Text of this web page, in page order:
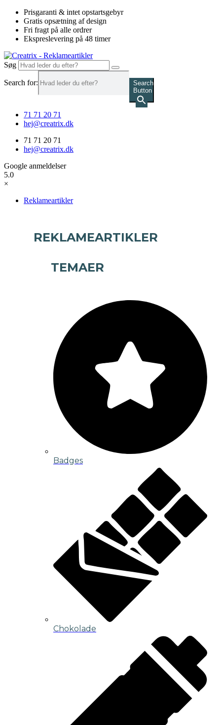
Videre
indhold
Prisgaranti & intet opstartsgebyr
Gratis opsætning af design
Fri fragt på alle ordrer
Ekspreslevering på 48 timer
Søg
Search for:
Search
Button
71 71 20 71
hej@creatrix.dk
71 71 20 71
hej@creatrix.dk
Google anmeldelser
5.0
×
Reklameartikler
REKLAMEARTIKLER
TEMAER
Badges
Chokolade